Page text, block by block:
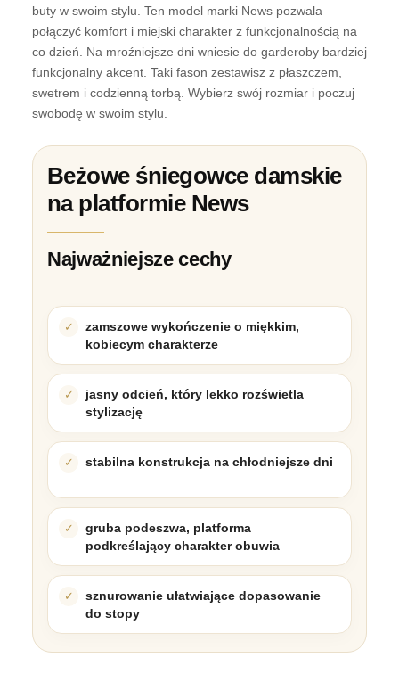
buty w swoim stylu. Ten model marki News pozwala
połączyć komfort i miejski charakter z funkcjonalnością na
co dzień. Na mroźniejsze dni wniesie do garderoby bardziej
funkcjonalny akcent. Taki fason zestawisz z płaszczem,
swetrem i codzienną torbą. Wybierz swój rozmiar i poczuj
swobodę w swoim stylu.
Beżowe śniegowce damskie
na platformie News
Najważniejsze cechy
zamszowe wykończenie o miękkim,
kobiecym charakterze
jasny odcień, który lekko rozświetla
stylizację
stabilna konstrukcja na chłodniejsze dni
gruba podeszwa, platforma
podkreślający charakter obuwia
sznurowanie ułatwiające dopasowanie
do stopy